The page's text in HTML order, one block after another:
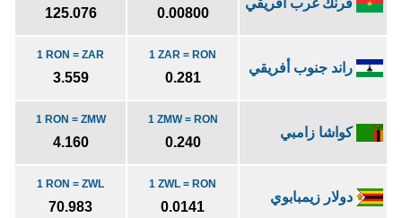
فرنك غرب أفريقي
0.00800
125.076
راند جنوب أفريقي
1 ZAR = RON
0.281
1 RON = ZAR
3.559
كواشا زامبي
1 ZMW = RON
0.240
1 RON = ZMW
4.160
دولار زيمبابوي
1 ZWL = RON
0.0141
1 RON = ZWL
70.983